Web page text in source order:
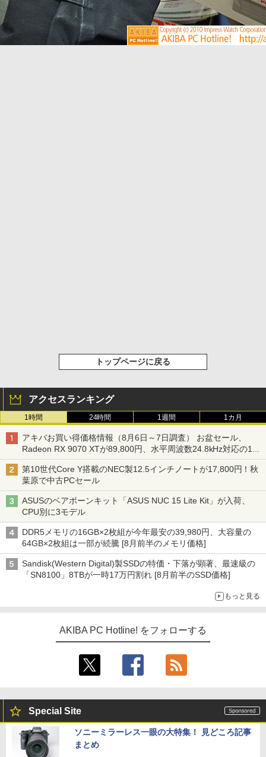
トップページに戻る
アクセスランキング
1時間 24時間 1週間 1カ月
アキバお買い得価格情報（8月6日～7日調査） お盆セール、
Radeon RX 9070 XTが89,800円、水平周波数24.8kHz対応の17
型モニターが9,801円、暑さ指数連動セール ほか
第10世代Core Y搭載のNEC製12.5インチノートが17,800円！秋
葉原で中古PCセール
ASUSのベアボーンキット「ASUS NUC 15 Lite Kit」が入荷、
CPU別に3モデル
DDR5メモリの16GB×2枚組が今年最安の39,980円、大容量の
64GB×2枚組は一部が続騰 [8月前半のメモリ価格]
Sandisk(Western Digital)製SSDの特価・下落が顕著、最速級の
「SN8100」8TBが一時17万円割れ [8月前半のSSD価格]
もっと見る
AKIBA PC Hotline! をフォローする
Special Site
ソニーミラーレス一眼の大特集！ 見どころ記事
まとめ